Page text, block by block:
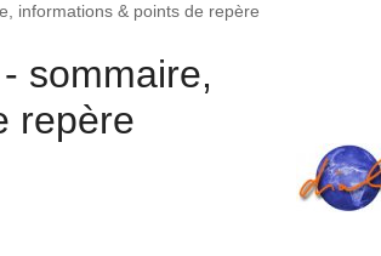
informations & points de repère
sommaire,
repère